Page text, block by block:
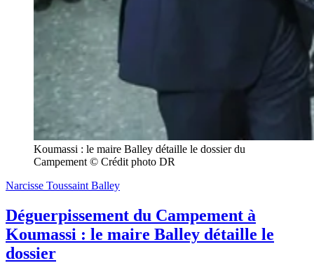
Koumassi : le maire Balley détaille le dossier du
Campement © Crédit photo DR
Narcisse Toussaint Balley
Déguerpissement du Campement à
Koumassi : le maire Balley détaille le
dossier